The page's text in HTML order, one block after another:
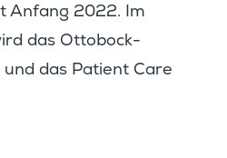
Anfang 2022. Im
das Ottobock-
das Patient Care